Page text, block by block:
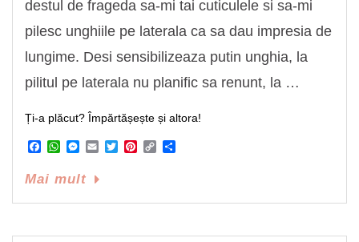
destul de frageda sa-mi tai cuticulele si sa-mi
pilesc unghiile pe laterala ca sa dau impresia de
lungime. Desi sensibilizeaza putin unghia, la
pilitul pe laterala nu planific sa renunt, la …
Ți-a plăcut? Împărtășește și altora!
Facebook
WhatsApp
Messenger
EmailTwitterPinterest
Copy
Mai mult